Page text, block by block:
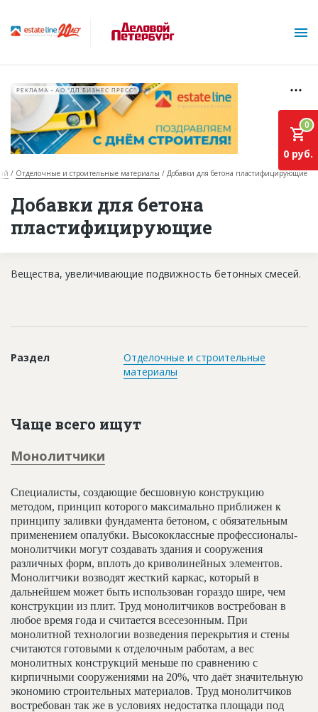
О проекте
Горячие объекты
База строящихся объектов
Инвестпроекты
Платные услуги
Контакты
Личный кабинет
РЕКЛАМА • АО "ДП БИЗНЕС ПРЕСС"
Отделочные и строительные материалы Добавки для бетона пластифицирующие
Добавки для бетона
пластифицирующие
0
0 руб.
Вещества, увеличивающие подвижность бетонных смесей.
Раздел
Отделочные и строительные
материалы
Чаще всего ищут
Монолитчики
Специалисты, создающие бесшовную конструкцию
методом, принцип которого максимально приближен к
принципу заливки фундамента бетоном, с обязательным
применением опалубки. Высококлассные профессионалы-
монолитчики могут создавать здания и сооружения
различных форм, вплоть до криволинейных элементов.
Монолитчики возводят жесткий каркас, который в
дальнейшем может быть использован гораздо шире, чем
конструкции из плит. Труд монолитчиков востребован в
любое время года и считается всесезонным. При
монолитной технологии возведения перекрытия и стены
считаются готовыми к отделочным работам, а вес
монолитных конструкций меньше по сравнению с
кирпичными сооружениями на 20%, что даёт значительную
экономию строительных материалов. Труд монолитчиков
востребован так же в условиях недостатка площади под